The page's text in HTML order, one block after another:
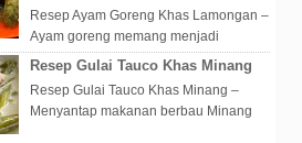
Resep Ayam Goreng Khas Lamongan –
Ayam goreng memang menjadi
makanan spesial di Indonesia.
Walaupun sederhana, mengingat
proses pembuatanny...
Resep Gulai Tauco Khas Minang
Resep Gulai Tauco Khas Minang –
Menyantap makanan berbau Minang